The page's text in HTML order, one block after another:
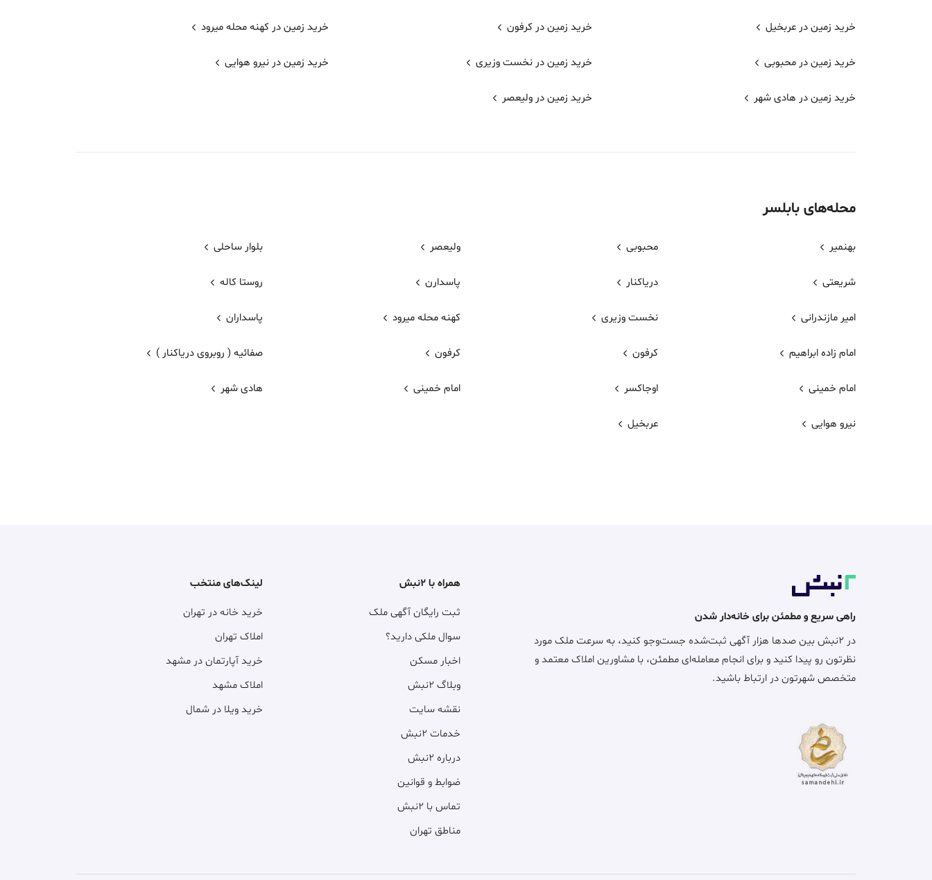
خرید زمین در عربخیل خرید زمین در کرفون خرید زمین در کهنه محله میرود
خرید زمین در محبوبی خرید زمین در نخست وزیری خرید زمین در نیرو هوایی
خرید زمین در هادی شهر خرید زمین در ولیعصر
محله‌های بابلسر
بهنمیر محبوبی ولیعصر بلوار ساحلی
شریعتی دریاکنار پاسدارن روستا کاله
امیر مازندرانی نخست وزیری کهنه محله میرود پاسداران
امام زاده ابراهیم كرفون كرفون صفائیه ( روبروی دریاکنار )
امام خمینی اوجاکسر امام خمینی هادی شهر
نیرو هوایی عربخیل
راهی سریع و مطمئن برای خانه‌دار شدن
در ۲نبش بین صدها هزار آگهی ثبت‌شده جست‌وجو کنید، به سرعت ملک مورد
نظرتون رو پیدا کنید و برای انجام معامله‌ای مطمئن، با مشاورین املاک معتمد و
متخصص شهرتون در ارتباط باشید.
همراه با ۲نبش
ثبت رایگان آگهی ملک
سوال ملکی دارید؟
اخبار مسکن
وبلاگ ۲نبش
نقشه سایت
خدمات ۲نبش
درباره ۲نبش
ضوابط و قوانین
تماس با ۲نبش
مناطق تهران
لینک‌های منتخب
خرید خانه در تهران
املاک تهران
خرید آپارتمان در مشهد
املاک مشهد
خرید ویلا در شمال